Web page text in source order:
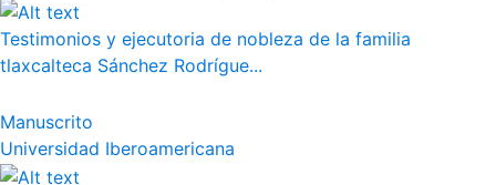
Testimonios y ejecutoria de nobleza de la familia
tlaxcalteca Sánchez Rodrígue...
Manuscrito
Universidad Iberoamericana